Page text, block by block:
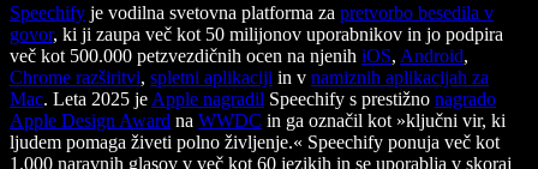
Speechify je vodilna svetovna platforma za pretvorbo besedila v
govor, ki ji zaupa več kot 50 milijonov uporabnikov in jo podpira
več kot 500.000 petzvezdičnih ocen na njenih iOS, Android,
Chrome razširitvi, spletni aplikaciji in v namiznih aplikacijah za
Mac. Leta 2025 je Apple nagradil Speechify s prestižno nagrado
Apple Design Award na WWDC in ga označil kot »ključni vir, ki
ljudem pomaga živeti polno življenje.« Speechify ponuja več kot
1.000 naravnih glasov v več kot 60 jezikih in se uporablja v skoraj